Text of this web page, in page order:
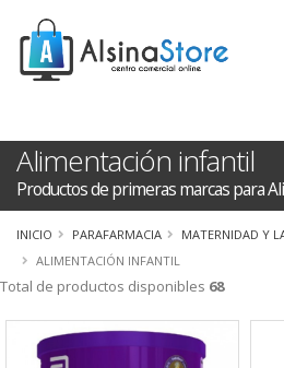
Alimentación infantil
Productos de primeras marcas para
INICIO PARAFARMACIA
MATERNIDAD Y
ALIMENTACIÓN INFANTIL
Total de productos disponibles 68